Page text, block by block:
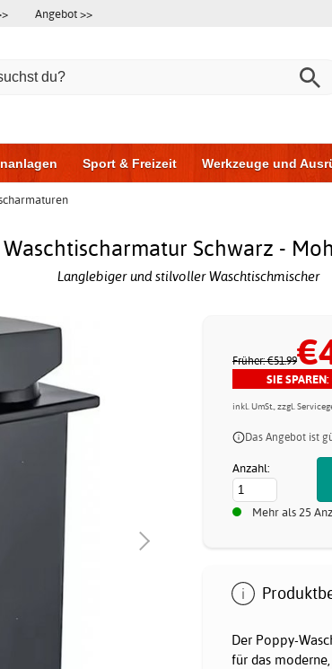
Angebot >>
Sport & Freizeit Werkzeuge und
Waschtischarmatur Schwarz -
Langlebiger und stilvoller Waschtischmischer
Früher: €51.99
SIE
inkl. UmSt., zzgl.
Das Angebot ist
Anzahl:
Mehr als 25
Der Poppy-
für das